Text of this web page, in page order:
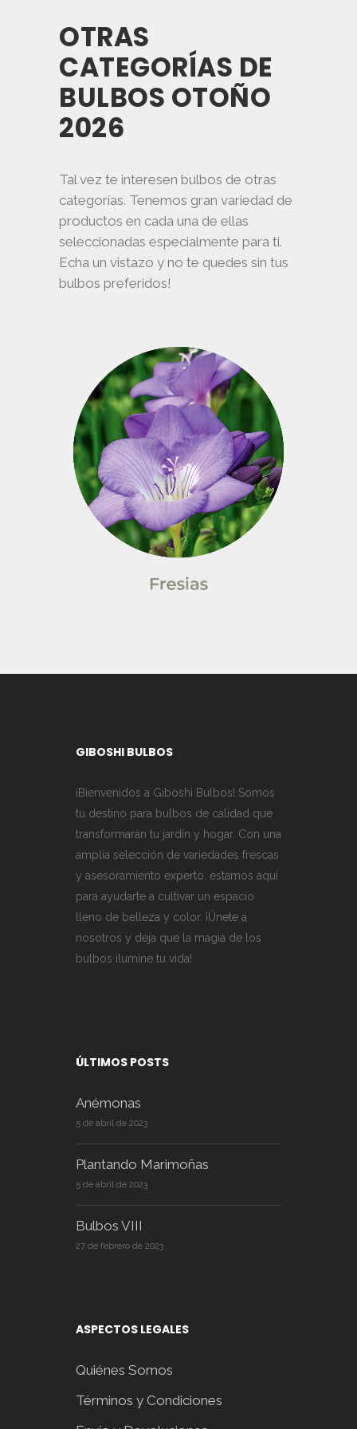
elegir
en
la
página
de
producto
OTRAS
CATEGORÍAS DE
BULBOS OTOÑO
2026
Tal vez te interesen bulbos de otras
categorías. Tenemos gran variedad de
productos en cada una de ellas
seleccionadas especialmente para ti.
Echa un vistazo y no te quedes sin tus
bulbos preferidos!
GIBOSHI BULBOS
¡Bienvenidos a Giboshi Bulbos! Somos
tu destino para bulbos de calidad que
transformarán tu jardín y hogar. Con una
amplia selección de variedades frescas
y asesoramiento experto, estamos aquí
para ayudarte a cultivar un espacio
lleno de belleza y color. ¡Únete a
nosotros y deja que la magia de los
bulbos ilumine tu vida!
ÚLTIMOS POSTS
Anémonas
5 de abril de 2023
Plantando Marimoñas
5 de abril de 2023
Bulbos VIII
27 de febrero de 2023
ASPECTOS LEGALES
Quiénes Somos
Términos y Condiciones